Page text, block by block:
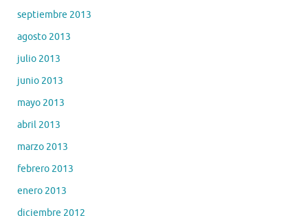
septiembre 2013
agosto 2013
julio 2013
junio 2013
mayo 2013
abril 2013
marzo 2013
febrero 2013
enero 2013
diciembre 2012